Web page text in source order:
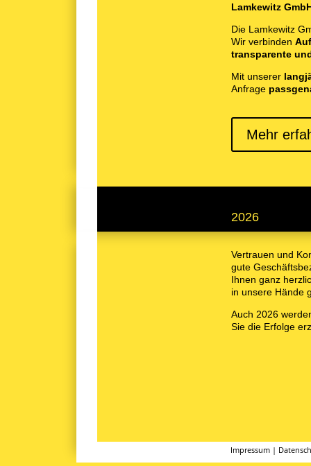
Lamkewitz
Die Lamkewitz
Wir verbinden
transparente
Mit unserer
Anfrage
Mehr
2026
Vertrauen und
gute
Ihnen ganz
in unsere Hände
Auch 2026
Sie die Erfolge
Impressum |